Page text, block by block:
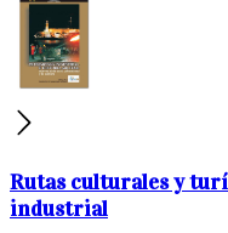
Rutas culturales y
industrial